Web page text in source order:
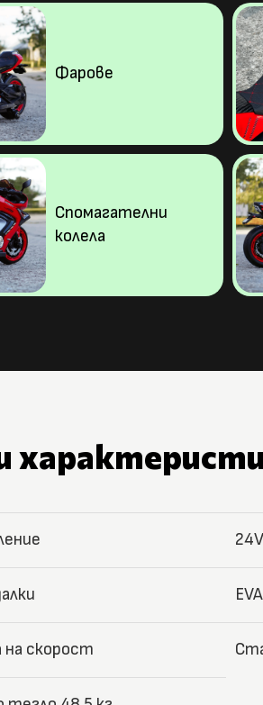
Фарове
Спомагателни
колела
24V
скорост